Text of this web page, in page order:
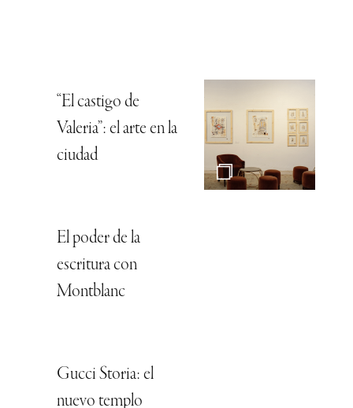
“El castigo de
Valeria”: el arte en la
ciudad
El poder de la
escritura con
Montblanc
Gucci Storia: el
nuevo templo